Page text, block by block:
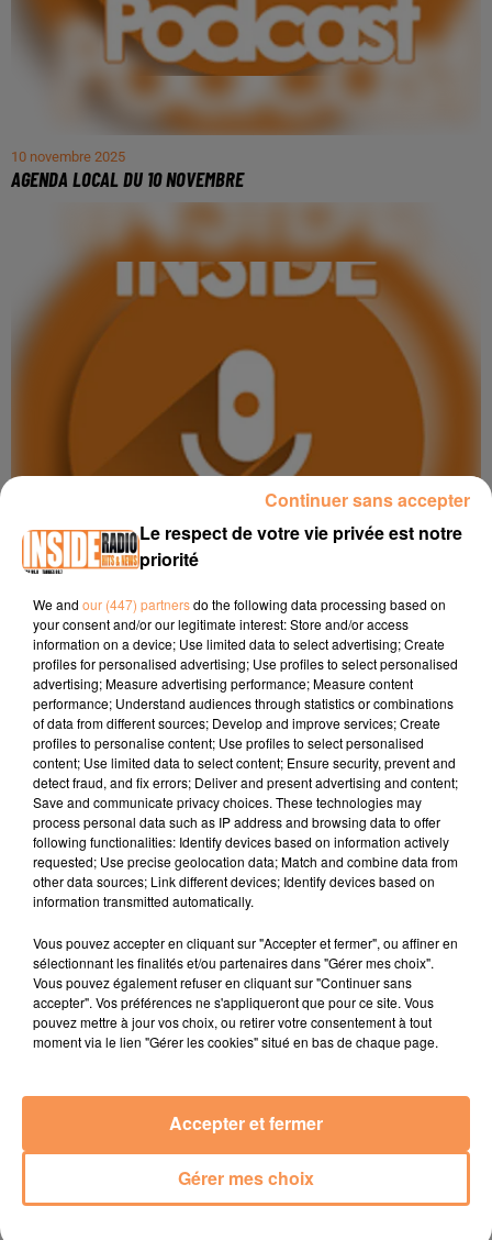
10 novembre 2025
AGENDA LOCAL DU 10 NOVEMBRE
7 novembre 2025
AGENDA LOCAL DU 07 NOVEMBRE
Le respect de votre vie privée est notre
priorité
We and our (447) partnersdo the following data processing based on
your consent and/or our legitimate interest: Store and/or access
information on a device; Use limited data to select advertising; Create
profiles for personalised advertising; Use profiles to select personalised
advertising; Measure advertising performance; Measure content
performance; Understand audiences through statistics or combinations
of data from different sources; Develop and improve services; Create
profiles to personalise content; Use profiles to select personalised
content; Use limited data to select content; Ensure security, prevent and
detect fraud, and fix errors; Deliver and present advertising and content;
Save and communicate privacy choices. These technologies may
process personal data such as IP address and browsing data to offer
following functionalities: Identify devices based on information actively
requested; Use precise geolocation data; Match and combine data from
other data sources; Link different devices; Identify devices based on
information transmitted automatically.
Vous pouvez accepter en cliquant sur "Accepter et fermer", ou affiner en
sélectionnant les finalités et/ou partenaires dans "Gérer mes choix".
Vous pouvez également refuser en cliquant sur "Continuer sans
accepter". Vos préférences ne s'appliqueront que pour ce site. Vous
pouvez mettre à jour vos choix, ou retirer votre consentement à tout
moment via le lien "Gérer les cookies" situé en bas de chaque page.
Gérer mes choix
Accepter et fermer
Continuer sans accepter